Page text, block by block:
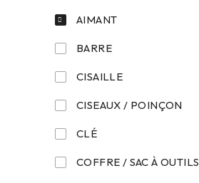
AIMANT
BARRE
CISAILLE
CISEAUX / POINÇON
CLÉ
COFFRE / SAC À OUTILS